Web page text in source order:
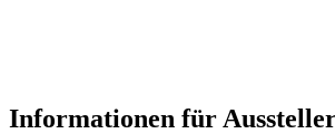
Informationen für